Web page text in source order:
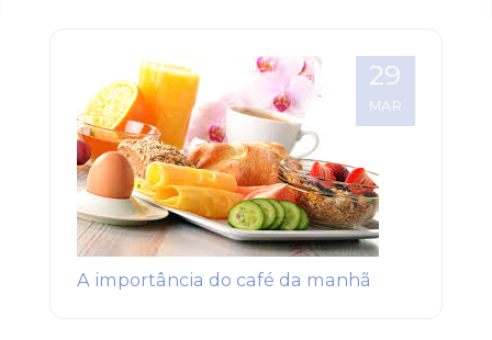
29
MAR
A importância do café da manhã